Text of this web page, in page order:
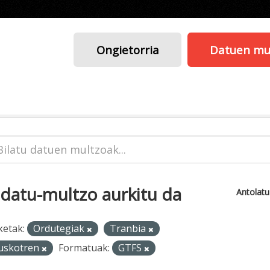
Ongietorria Datuen
multzo aurkitu da
Ordutegiak
Tranbia
Formatuak: GTFS